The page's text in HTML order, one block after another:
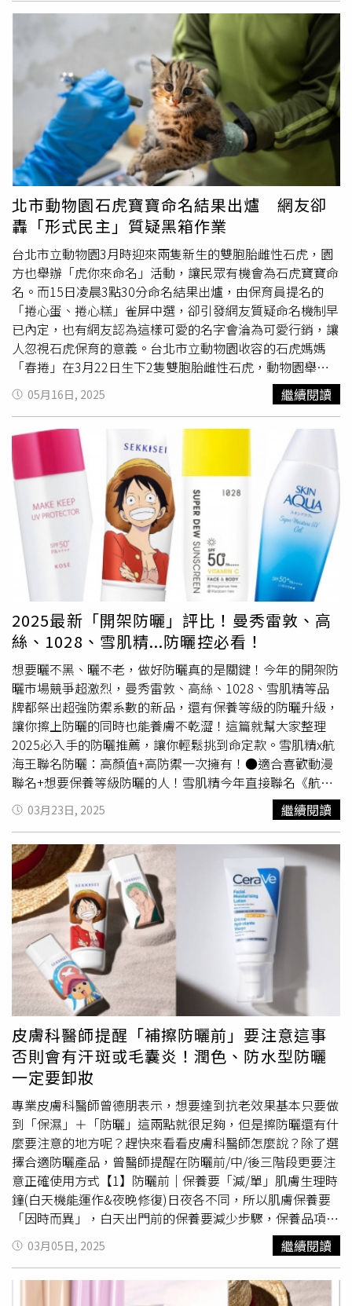
「未來島篇」為核心，打造大型裝置打卡點、無人機演出、
氣墊遊樂區等豐富內容。旅遊電商平台 KKday 即日起獨家
開賣限定套票，票種包含兒童新樂園一日票或入園票，搭配
航海王徽章、鑰匙圈、御守、餐食及全台限量的「喬巴造型
存錢筒」，售價 230 元起。沙雕作品《迪士尼公主與夥伴
們》。（圖／福容大飯店福隆提供）沙雕作品《森林裡的小
任務》。（圖／福容大飯店福隆提供）沙雕師創作過程。
（圖／福容大飯店福隆提供）今年福隆國際沙雕藝術季以
「迪士尼仲夏歡樂祭」為主題，融入備受全球粉絲喜愛的迪
士尼各角色設計，除了回味經典場景外，更以人物角色打造
成一座座黃金沙雕。其中包括近年來備受大家關注的反派角
色，包含《小美人魚》的烏蘇拉、《101忠狗》的庫伊拉，
還有大人小孩都愛的公主系列如《魔髮奇緣》、《海洋奇緣
2》以及《冰雪奇緣》，最後也少不了近期在話題上的《星
際寶貝》史迪奇，讓你在沙灘上瘋狂合影。由於今年也是
《玩具總動員》的30週年，主雕將以《玩具總動員3》的經
典海報為主，打造出8公尺高的作品，讓跨越時代與回憶的
經典之作以不同方式重現眼前。在這次的44座沙雕作品中，
有40座為迪士尼主題沙雕，另有3座企業品牌沙雕以及1座
會場入口意象沙雕，今年整個展期間共有超過15名沙雕藝術
家齊聚福隆沙灘共同創作，若遇到豪雨襲擊破壞等，也以大
量人工方式進行修補維護，以維持沙雕季展期的品質控管，
就是希望由大地藝術創造的沙雕能夠以最天然環保的方式回
歸大自然。「航海王未來島收藏大禮包」數量有限，內含御
守（左）、貝卡帕庫款組合式徽章等。（圖／KKday提供）
TOMICA 小汽車 55 週年特展推出限量兩萬組的「預售小汽
車套票」300元，包含55週年限定小汽車乙台、單人入場資
格，即日起於KKday限量發售。（圖／時藝多媒體提供） 另
外針對航海王×兒童新樂園推出的「ONE PIECE 派對嘉年
華」活動，KKday 獨家開賣多款限量套票，主打「
造型
存錢筒」方案，搭配入園票僅需 599 元、一日票 749 元，
數量有限、售完為止。想一次收齊周邊，可選擇「航海王未
來島收藏大禮包」，內含航海王未來島蛋頭篇魯夫款御守、
貝卡帕庫款御守、搖搖樂鑰匙圈及草帽款組合式徽章盲袋、
貝卡帕庫款組合式徽章各 1 個，搭配入園票 999 元、一日
票 1,149 元；另「航海王高CP入門套票」最低只要 230
元，可選擇搭配美味點心或人氣航海王御守，也提供高鐵族
群的加購方案，滿足全台航海迷朝聖需求。本次活動以動畫
最新篇章「未來島篇」為主軸，將設置兩座高達 5 米的魯夫
與喬巴巨型氣偶，現場並規劃主題集章任務，完成可兌換驚
喜小禮，還有機會獲得限量航海王悠遊卡貼；活動最大亮點
則是夏夜限定無人機煙火秀，將於 7/1、8/28、10/12 盛大
登場。除了動漫迷必訪的航海王，還有受歡迎的話題展覽，
「TOMICA 小汽車 55 週年特展」與「100% 哆啦A夢 &
FRIENDS 巡迴特展」已於 KKday 開放早鳥預購，並獨家販
售限定套票。於KKday每週五限定的台灣日活動購買指定戶
外體驗、離島行程滿2,000元，可享93折優惠，圖為太平
山。（圖／KKday提供）此外，隨著氣溫升高，戶外活動與
水上體驗熱度同步提升，KKday 於 5 月推出「台灣日」，
連兩週五5/23、5/30祭出滿額優惠，凡購買指定商品如戶外
體驗、水上活動、離島行程、包車服務等，單筆滿 2,000 元
即享 93 折優惠。其中親子熱門行程推薦乘船前往龜山島欣
賞牛奶海與壯觀鯨豚，售價899元起；或登上基隆嶼俯瞰燈
塔風光、近距離打卡象鼻岩，售價700元起。亦可選擇走訪
太平山，搭乘經典蹦蹦車、漫步見晴懷古步道，或到宜蘭一
日遊體驗拔蔥、蔥油餅DIY等活動。若想遠離市區放鬆身
心，澎湖與小琉球則是離島首選，喜愛品嘗海鮮的旅客可選
擇澎湖夜釣小管體驗、海洋牧場垂釣體驗，現場享用現煮小
管麵線、新鮮小管生魚片、鮮蚵炭烤與海鮮粥吃到飽；喜愛
水上活動者則可參加澎湖吉貝島水上活動體驗、南方四島跳
島行程或七美一日遊：小琉球主打透明獨木舟、SUP 立式
單槳、浮潛水等，適合全家大小一同參與。
北市動物園石虎寶寶命名結果出爐 網友卻
轟「形式民主」質疑黑箱作業
台北市立動物園3月時迎來兩隻新生的雙胞胎雌性石虎，園
方也舉辦「虎你來命名」活動，讓民眾有機會為石虎寶寶命
名。而15日凌晨3點30分命名結果出爐，由保育員提名的
「捲心蛋、捲心糕」雀屏中選，卻引發網友質疑命名機制早
已內定，也有網友認為這樣可愛的名字會淪為可愛行銷，讓
人忽視石虎保育的意義。台北市立動物園收容的石虎媽媽
「春捲」在3月22日生下2隻雙胞胎雌性石虎，動物園舉辦
「虎你來命名」活動，邀請大眾一起為石虎寶寶命名。最後
由網友提名的「祥子、初華」與「喬魯諾、
喬巴拿」和動物
園石虎照養團隊提名的「捲心蛋」和「捲心糕」；生物多樣
性研究所提名的「捲毛」和「捲尾」以及企業的提名組，一
同角逐小石虎的最終名字。台北市立動物園先前曾在臉書貼
文中解釋命名規則，指出「我們將觀察5月15日凌晨3點30
分牠們的所在位置，每個區域代表1組名字，由牠們親自
『踩點』選出名字，若姊妹分別在不同區域，則以媽媽春捲
的位置為主」。而15日凌晨3點30分時，小石虎們正好窩在
麻布袋上香甜入睡，這區域正好屬於由保育員提名的「捲心
蛋」和「捲心糕」，因此石虎寶寶們的名字就這樣誕生了。
動物園也在臉書中表示「名字延續自媽媽「春捲」，承載著
家族的連結與祝福。未來牠們將健康成長，學會捕食、學會
避險，一步步成為能獨立生存的野生石虎，回到山林中，為
域內族群帶來新希望。」不過命名結果公佈之後，卻有不少
網友質疑這樣的決定方式具有可操控性，直言「放誘餌控制
牠們位置根本不難」諷刺園方表面上民主，實則暗地裡已決
定好名字，對此就有網友表示「與其這樣，何必讓大眾參
與？」也有網友認為「捲心蛋」和「捲心糕」的名字太過可
愛，會淪為可愛行銷，讓人忽視背後石虎保育的意義。而先
前民眾提名的「野獸、仙貝」組合聲勢最高，卻未被列入最
終候選名單中，就曾引起熱議。不過由於該名字組合與日本
成人影片迷因角色「野獸先輩」具有諧音，根據園方「主辦
單位有權取消不雅命名的納入資格」的相關規定，因此該名
字未列入候選名單尚屬合理。針對有人質疑為什麼「捲心
蛋」和「捲心糕」長大後將被野放，動物園也在貼文中解釋
「石虎是台灣僅存的原生貓科動物，然而棲地破碎化、遊蕩
犬貓干擾、路殺等，都讓野外石虎的生存充滿威脅，因此在
維持物種存續的同時，保護棲息地及整個生態系統，讓物種
得以在野外生存和繁衍，扮演牠與生俱來的生態角色，至關
重要！」動物園也呼籲「每1次繁殖與野放的努力，都是為
了幫助石虎族群在原棲地中，重新站穩腳步。每1隻去當天
使的石虎，也都在提醒著我們現實的殘酷，我們必須持續減
緩牠們在野外面臨的各種威脅，以利族群存續和拓展，期望
未來，石虎能重返台灣各地的里山棲地」。
05月16日, 2025 繼續閱讀
2025最新「開架防曬」評比！曼秀雷敦、高
絲、1028、雪肌精...防曬控必看！
想要曬不黑、曬不老，做好防曬真的是關鍵！今年的開架防
曬市場競爭超激烈，曼秀雷敦、高絲、1028、雪肌精等品
牌都祭出超強防禦系數的新品，還有保養等級的防曬升級，
讓你擦上防曬的同時也能養膚不乾澀！這篇就幫大家整理
2025必入手的防曬推薦，讓你輕鬆挑到命定款。雪肌精x航
海王聯名防曬：高顏值+高防禦一次擁有！●適合喜歡動漫
聯名+想要保養等級防曬的人！雪肌精今年直接聯名《航海
王》，推出限定包裝的輕水感UV防曬凝膠&UV防曬乳&UV
全效防禦乳，瓶身上有魯夫、索隆、
，直接讓動漫迷失
心瘋！當然不只是外型吸引人，這系列防曬的保養力也超驚
人-主打「薏仁美白+超水感服貼」，塗起來很輕盈、完全不
厚重，而且還能當妝前乳使用喔。 在 Instagram 查看這則
貼文 從 Instagram 分享的貼文 雪肌精輕水感UV防曬凝膠
(航海王魯夫限定版)90g／650元、雪肌精輕水感UV防曬乳
(航海王索隆限定版)60g／750元、漾活低敏UV全效防禦乳
(航海王
喬巴限定版)50ml／620元（圖／品牌提供）曼秀雷
敦水潤肌超保濕水感防曬：保養系防曬再進化！●適合想要
超輕透水感、保濕掛的寶貝們！長年霸榜日本No.1防曬的
「曼秀雷敦水潤肌」系列，今年直接迎來全新升級！這次主
打「極水潤 + 超防曬」，添加三重玻尿酸，不只是防曬，更
像擦保養品一樣輕盈服貼，完全不怕乾燥或緊繃感；
SPF50+/PA++++的超強防護力，加上日本獨創「光耐久微
膠囊技術」，可以讓防曬效果更穩定、不易被紫外線分解，
長時間待在戶外也能保持高效防護！曼秀雷敦水潤肌超保濕
水感防曬凝露SPF50+/PA++++ 110g／379元、曼秀雷敦水
潤肌超保濕水感防曬精華SPF50+/PA++++ 80g／379元（圖
／品牌提供）1028超能曬維他命C水感防曬乳：抗氧化+持
久防禦！●適合需要防曬+美白保養的上班族、學生黨！
1028 這次的「超能曬維他命C水感防曬乳」真的讓人驚艷！
不只是高效防曬，它還加入維他命C、維他命B3、植物角鯊
烷，直接幫你做好抗氧化，讓肌膚不只不曬黑，還能維持水
感透亮！質地輕盈好推，不泛白不黏膩，長時間帶妝也不會
讓底妝暗沉，真的很可以。1028超能曬維他命C水感防曬乳
SPF50+/PA++++ 50ml／350元（圖／品牌提供）高絲美顏
03月23日, 2025 繼續閱讀
皮膚科醫師提醒「補擦防曬前」要注意這事
否則會有汗斑或毛囊炎！潤色、防水型防曬
一定要卸妝
專業皮膚科醫師曾德朋表示，想要達到抗老效果基本只要做
到「保濕」＋「防曬」這兩點就很足夠，但是擦防曬還有什
麼要注意的地方呢？趕快來看看皮膚科醫師怎麼說？除了選
擇合適防曬產品，曾醫師提醒在防曬前/中/後三階段更要注
意正確使用方式【1】防曬前│保養要「減/單」肌膚生理時
鐘(白天機能運作&夜晚修復)日夜各不同，所以肌膚保養要
「因時而異」，白天出門前的保養要減少步驟，保養品項使
用單純，作好清潔/保濕/防曬即足夠。使用太多保養品質地
容易相互影響，不僅造成肌膚負擔，也會影響到防曬效能，
步驟越單純越好。專業皮膚科醫師曾德朋醫師提醒大家要做
好防曬保護皮膚。（圖／品牌提供）【2】防曬中│補防曬
03月05日, 2025 繼續閱讀